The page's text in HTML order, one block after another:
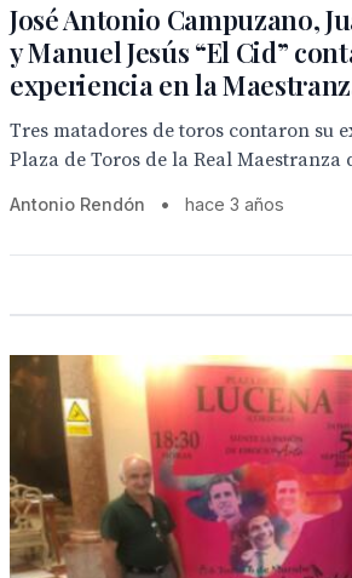
José Antonio Campuzano,
y Manuel Jesús “El Cid”
experiencia en la
Tres matadores de toros contaron su
Plaza de Toros de la Real Maestranza
Antonio Rendón • hace 3 años